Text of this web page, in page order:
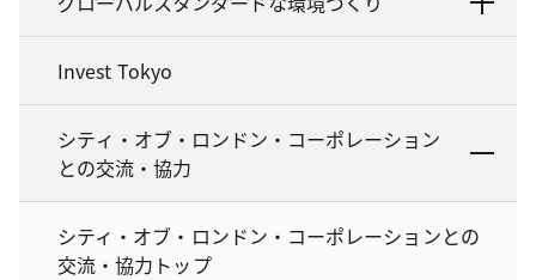
Invest Tokyo
シティ・オブ・ロンドン・コーポレーション
との交流・協力
シティ・オブ・ロンドン・コーポレーションとの
交流・協力トップ